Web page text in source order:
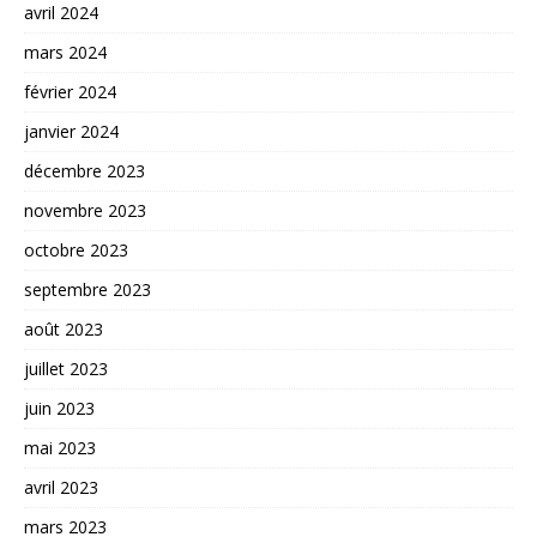
avril 2024
mars 2024
février 2024
janvier 2024
décembre 2023
novembre 2023
octobre 2023
septembre 2023
août 2023
juillet 2023
juin 2023
mai 2023
avril 2023
mars 2023